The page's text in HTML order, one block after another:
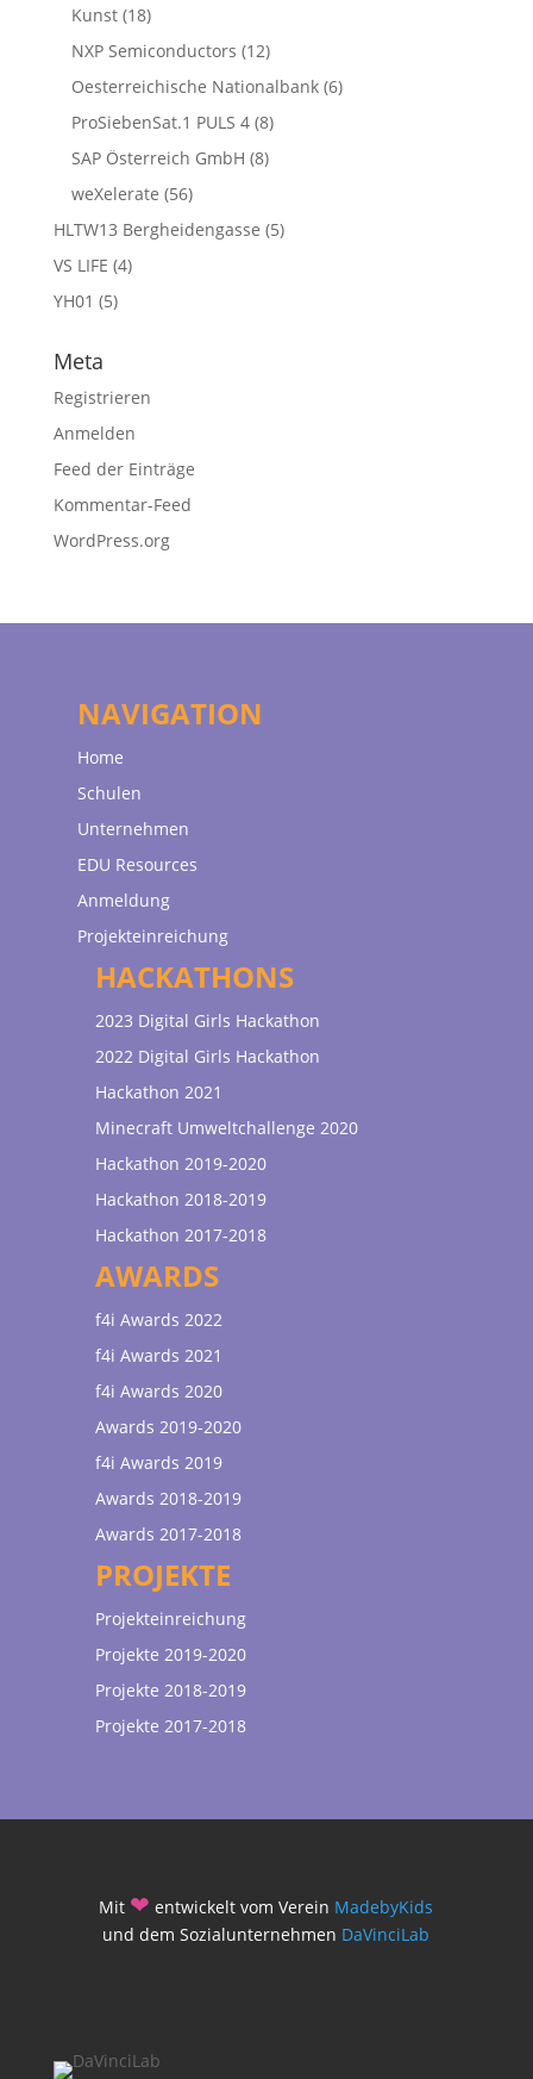
Kunst(18)
NXP Semiconductors (12)
Oesterreichische Nationalbank(6)
ProSiebenSat.1 PULS 4(8)
SAP Österreich GmbH (8)
weXelerate (56)
HLTW13 Bergheidengasse (5)
VS LIFE (4)
YH01 (5)
Meta
Registrieren
Anmelden
Feed der Einträge
Kommentar-Feed
WordPress.org
NAVIGATION
Home
Schulen
Unternehmen
EDU Resources
Anmeldung
Projekteinreichung
HACKATHONS
2023 Digital Girls Hackathon
2022 Digital Girls Hackathon
Hackathon 2021
Minecraft Umweltchallenge 2020
Hackathon 2019-2020
Hackathon 2018-2019
Hackathon 2017-2018
AWARDS
f4i Awards 2022
f4i Awards 2021
f4i Awards 2020
Awards 2019-2020
f4i Awards 2019
Awards 2018-2019
Awards 2017-2018
PROJEKTE
Projekteinreichung
Projekte 2019-2020
Projekte 2018-2019
Projekte 2017-2018
Mit ❤ entwickelt vom Verein MadebyKids
und dem Sozialunternehmen DaVinciLab